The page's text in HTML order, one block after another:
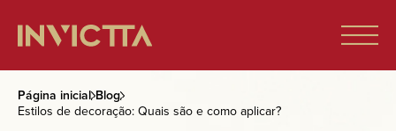
Home
Página inicial Blog
Estilos de decoração: Quais são e como aplicar?